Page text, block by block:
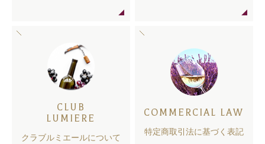
CLUB
LUMIERE
クラブルミエールについて
COMMERCIAL LAW
特定商取引法に基づく表記